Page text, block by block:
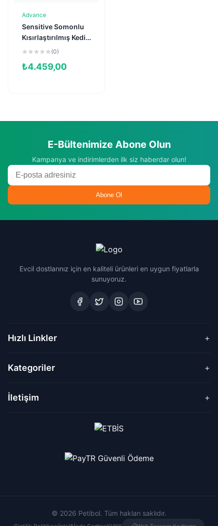
Sepete Ekle
Advance
Sensitive Somonlu
Kısırlaştırılmış Kedi
Maması 10kg
(0)
₺4.459,00
E-Bültenimize Abone Olun
Kampanya ve indirimlerden ilk siz haberdar olun!
Abone Ol
Evcil dostlarınız için en kaliteli ürünleri en uygun fiyatlarla
sunuyoruz.
Hızlı Linkler +
Kategoriler +
İletişim +
© 2026 Petibol. Tüm hakları saklıdır.